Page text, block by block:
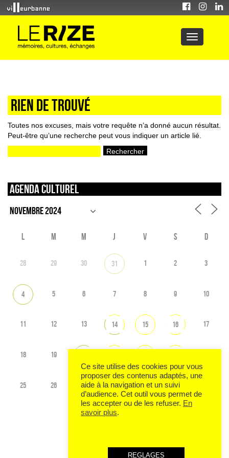
Rien de trouvé
Toutes nos excuses, mais votre requête n’a donné aucun résultat.
Peut-être qu’une recherche peut vous indiquer un article lié.
Agenda culturel
L M M J V S D
28 29 30 31 1 2 3
4 5 6 7 8 9 10
11 12 13 14 15 16 17
18 19
25 26 27 28 29 30
Ce site utilise des cookies pour vous
proposer des contenus adaptés, une
aide à la navigation et un suivi
d’audience. Cet outil vous permet de
les accepter ou de les refuser. En
savoir plus.
REGLAGES